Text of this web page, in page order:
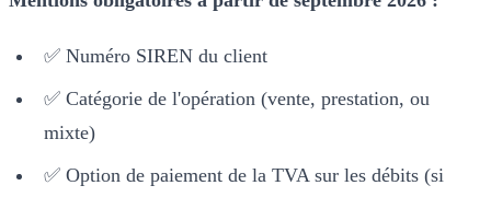
✅ Numéro SIREN du client
✅ Catégorie de l'opération (vente, prestation, ou
mixte)
✅ Option de paiement de la TVA sur les débits (si